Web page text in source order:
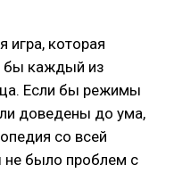
игра, которая
бы каждый из
Если бы режимы
доведены до ума,
со всей
не было проблем с